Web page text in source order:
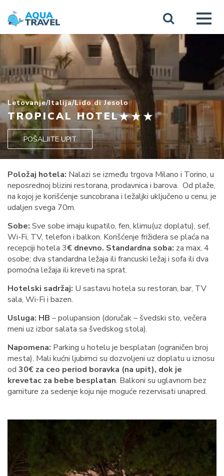
Letovanje/Italija/Lido di Jesolo
TROPICAL HOTEL
POŠALJITE UPIT
Položaj hotela: Nalazi se između trgova Milano i Torino, u
neposrednoj blizini restorana, prodavnica i barova. Od plaže,
na kojoj je korišćenje suncobrana i ležaljki uključeno u cenu, je
udaljen svega 70m.
Sobe: Sve sobe imaju kupatilo, fen, klimu(uz doplatu), sef,
Wi-Fi, TV, telefon i balkon. Korišćenje frižidera se plaća na
recepciji hotela 3€ dnevno. Standardna soba: za max. 4
osobe; dva standardna ležaja ili francuski ležaj i sofa ili dva
pomoćna ležaja ili kreveti na sprat.
Hotelski sadržaj: U sastavu hotela su restoran, bar, TV
sala, Wi-Fi i bazen.
Usluga: HB – polupansion (doručak – švedski sto, večera
meni uz izbor salata sa švedskog stola).
Napomena: Parking u hotelu je besplatan (ograničen broj
mesta). Mali kućni ljubimci su dozvoljeni uz doplatu u iznosu
od 30€ za ceo period boravka (na upit), dok je
krevetac za bebe besplatan. Balkoni su uglavnom bez
garniture za sedenje koju nije moguće rezervisati unapred.